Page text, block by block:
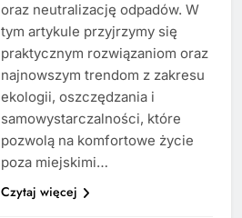
oraz neutralizację odpadów. W
tym artykule przyjrzymy się
praktycznym rozwiązaniom oraz
najnowszym trendom z zakresu
ekologii, oszczędzania i
samowystarczalności, które
pozwolą na komfortowe życie
poza miejskimi…
Czytaj więcej